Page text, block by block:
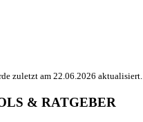
zuletzt am 22.06.2026 aktualisiert.
& RATGEBER